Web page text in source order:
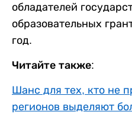
обладателей
образовательных
год.
Читайте также:
Шанс для тех, кто не
регионов выделяют